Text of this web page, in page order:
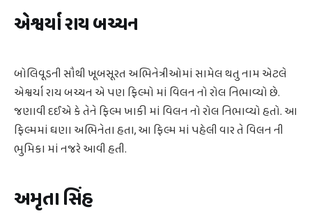
એશ્વર્યા રાય બચ્ચન
બોલિવૂડની સૌથી ખૂબસૂરત અભિનેત્રીઓમાં સામેલ થતુ નામ એટલે
એશ્વર્યા રાય બચ્ચન એ પણ ફિલ્મો માં વિલન નો રોલ નિભાવ્યો છે.
જણાવી દઈએ કે તેને ફિલ્મ ખાકી માં વિલન નો રોલ નિભાવ્યો હતો. આ
ફિલ્મમાં ઘણા અભિનેતા હતા, આ ફિલ્મ માં પહેલી વાર તે વિલન ની
ભુમિકા માં નજરે આવી હતી.
અમૃતા સિંહ